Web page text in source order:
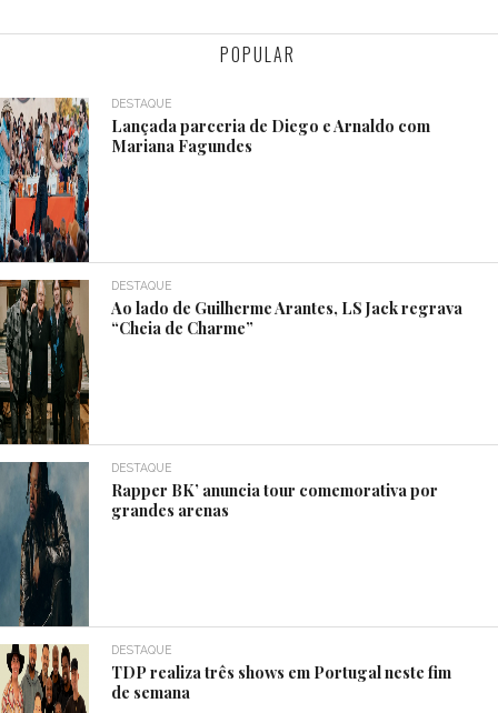
POPULAR
DESTAQUE
Lançada parceria de Diego e Arnaldo com
Mariana Fagundes
DESTAQUE
Ao lado de Guilherme Arantes, LS Jack regrava
“Cheia de Charme”
DESTAQUE
Rapper BK’ anuncia tour comemorativa por
grandes arenas
DESTAQUE
TDP realiza três shows em Portugal neste fim
de semana